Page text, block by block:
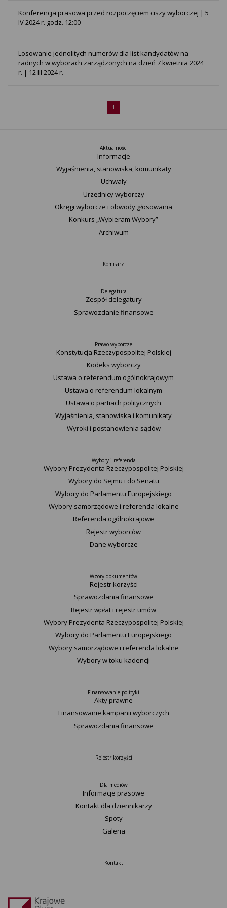
Konferencja prasowa przed rozpoczęciem ciszy wyborczej | 5
IV 2024 r. godz. 12:00
Losowanie jednolitych numerów dla list kandydatów na
radnych w wyborach zarządzonych na dzień 7 kwietnia 2024
r. | 12 III 2024 r.
1
Aktualności
Informacje
Wyjaśnienia, stanowiska, komunikaty
Uchwały
Urzędnicy wyborczy
Okręgi wyborcze i obwody głosowania
Konkurs „Wybieram Wybory”
Archiwum
Komisarz
Delegatura
Zespół delegatury
Sprawozdanie finansowe
Prawo wyborcze
Konstytucja Rzeczypospolitej Polskiej​
Kodeks wyborczy
Ustawa o referendum ogólnokrajowym
Ustawa o referendum lokalnym
Ustawa o partiach politycznych
Wyjaśnienia, stanowiska i komunikaty
Wyroki i postanowienia sądów
Wybory i referenda
Wybory Prezydenta Rzeczypospolitej Polskiej
Wybory do Sejmu i do Senatu
Wybory do Parlamentu Europejskiego
Wybory samorządowe i referenda lokalne
Referenda ogólnokrajowe
Rejestr wyborców
Dane wyborcze
Wzory dokumentów
Rejestr korzyści
Sprawozdania finansowe
Rejestr wpłat i rejestr umów
Wybory Prezydenta Rzeczypospolitej Polskiej
Wybory do Parlamentu Europejskiego
Wybory samorządowe i referenda lokalne
Wybory w toku kadencji
Finansowanie polityki
Akty prawne
Finansowanie kampanii wyborczych
Sprawozdania finansowe
Rejestr korzyści
Dla mediów
Informacje prasowe
Kontakt dla dziennikarzy
Spoty
Galeria
Kontakt